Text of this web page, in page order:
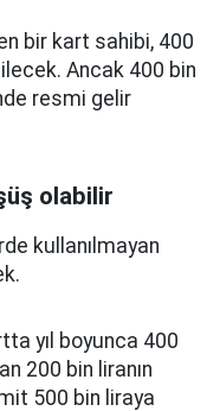
bir kart sahibi, 400
Ancak 400 bin
resmi gelir
olabilir
kullanılmayan
yıl boyunca 400
200 bin liranın
500 bin liraya